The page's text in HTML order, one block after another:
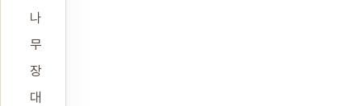
나
무
장
대